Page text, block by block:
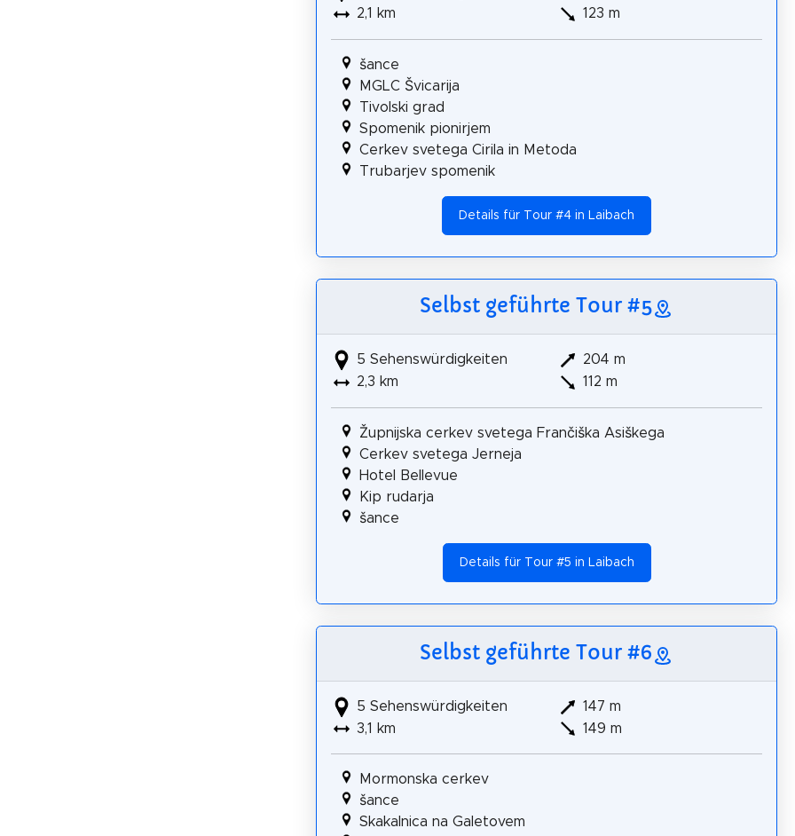
2,1 km
123 m
šance
MGLC Švicarija
Tivolski grad
Spomenik pionirjem
Cerkev svetega Cirila in Metoda
Trubarjev spomenik
Details für Tour #4 in Laibach
Selbst geführte Tour #5
5 Sehenswürdigkeiten
2,3 km
204 m
112 m
Župnijska cerkev svetega Frančiška Asiškega
Cerkev svetega Jerneja
Hotel Bellevue
Kip rudarja
šance
Details für Tour #5 in Laibach
Selbst geführte Tour #6
5 Sehenswürdigkeiten
3,1 km
147 m
149 m
Mormonska cerkev
šance
Skakalnica na Galetovem